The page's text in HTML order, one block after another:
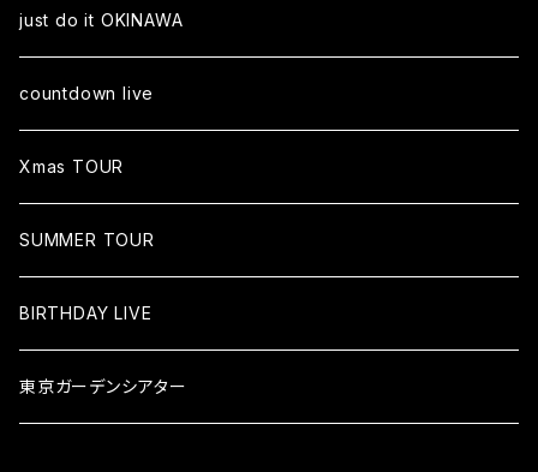
just do it OKINAWA
countdown live
Xmas TOUR
SUMMER TOUR
BIRTHDAY LIVE
東京ガーデンシアター